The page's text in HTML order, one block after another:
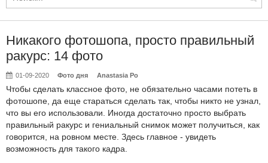
Никакого фотошопа, просто правильный
ракурс: 14 фото
01-09-2020 Фото дня Anastasia Po
Чтобы сделать классное фото, не обязательно часами потеть в
фотошопе, да еще стараться сделать так, чтобы никто не узнал,
что вы его использовали. Иногда достаточно просто выбрать
правильный ракурс и гениальный снимок может получиться, как
говорится, на ровном месте. Здесь главное - увидеть
возможность для такого кадра.